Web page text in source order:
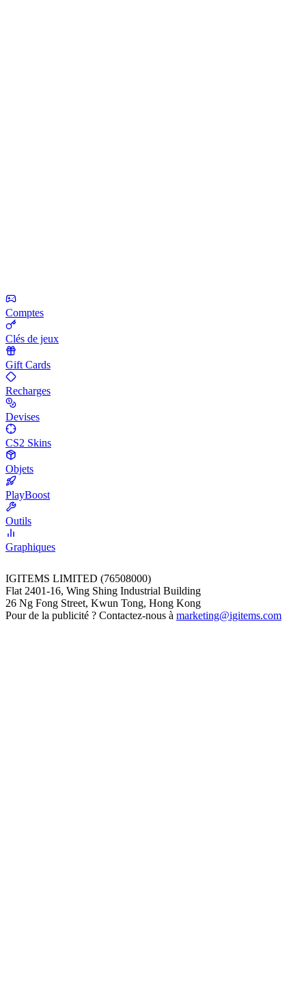
Comptes
Clés de jeux
Gift Cards
Recharges
Devises
CS2 Skins
Objets
PlayBoost
Outils
Graphiques
IGITEMS LIMITED (76508000)
Flat 2401-16, Wing Shing Industrial Building
26 Ng Fong Street, Kwun Tong, Hong Kong
Pour de la publicité ? Contactez-nous à marketing@igitems.com